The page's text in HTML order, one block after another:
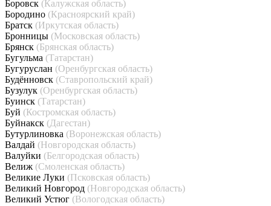
Боровск (Калужская область)
Бородино (Красноярский край)
Братск (Иркутская область)
Бронницы (Московская область)
Брянск (Брянская область)
Бугульма (Татарстан)
Бугуруслан (Оренбургская область)
Будённовск (Ставропольский край)
Бузулук (Оренбургская область)
Буинск (Татарстан)
Буй (Костромская область)
Буйнакск (Дагестан)
Бутурлиновка (Воронежская область)
Валдай (Новгородская область)
Валуйки (Белгородская область)
Велиж (Смоленская область)
Великие Луки (Псковская область)
Великий Новгород (Новгородская область)
Великий Устюг (Вологодская область)